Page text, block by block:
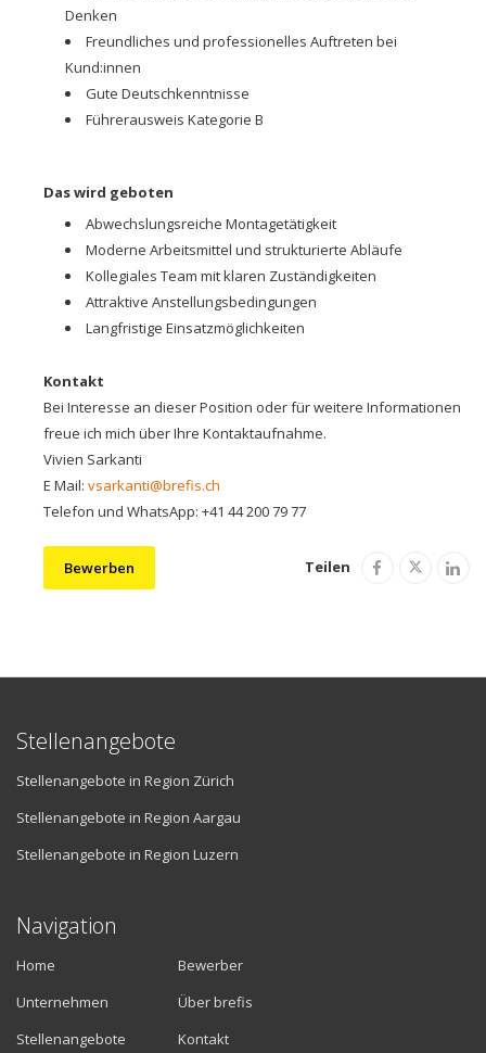
Denken
Freundliches und professionelles Auftreten bei
Kund:innen
Gute Deutschkenntnisse
Führerausweis Kategorie B
Das wird geboten
Abwechslungsreiche Montagetätigkeit
Moderne Arbeitsmittel und strukturierte Abläufe
Kollegiales Team mit klaren Zuständigkeiten
Attraktive Anstellungsbedingungen
Langfristige Einsatzmöglichkeiten
Kontakt
Bei Interesse an dieser Position oder für weitere Informationen
freue ich mich über Ihre Kontaktaufnahme.
Vivien Sarkanti
E Mail: vsarkanti@brefis.ch
Telefon und WhatsApp: +41 44 200 79 77
Bewerben Teilen
Stellenangebote
Stellenangebote in Region Zürich
Stellenangebote in Region Aargau
Stellenangebote in Region Luzern
Navigation
Home
Unternehmen
Stellenangebote
Bewerber
Über brefis
Kontakt